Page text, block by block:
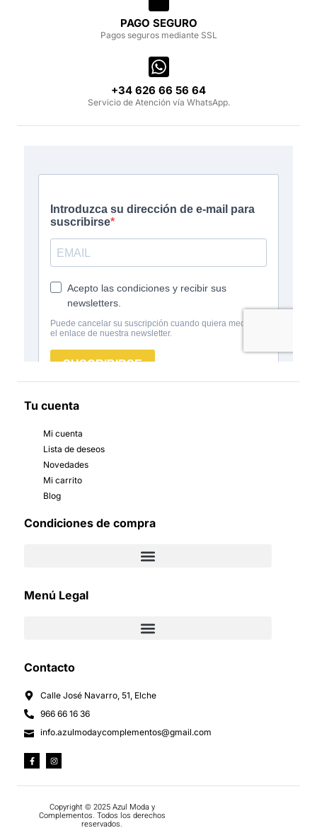
PAGO SEGURO
Pagos seguros mediante SSL
‪+34 626 66 56 64‬
Servicio de Atención vía WhatsApp.
Tu cuenta
Mi cuenta
Lista de deseos
Novedades
Mi carrito
Blog
Condiciones de compra
Menú Legal
Contacto
Calle José Navarro, 51, Elche
966 66 16 36
info.azulmodaycomplementos@gmail.com
Copyright © 2025 Azul Moda y
Complementos. Todos los derechos
reservados.